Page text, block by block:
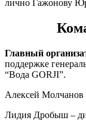
лично Гажонову
Главный
поддержке
“Вода GORJI”.
Алексей Молчанов
Лидия Дробыш –